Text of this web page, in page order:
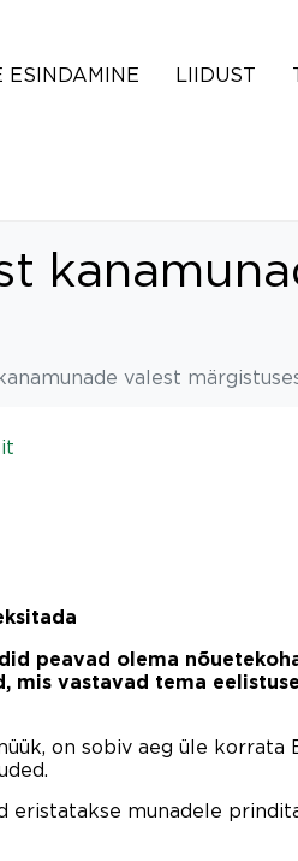
ESINDAMINE LIIDUST
valest
peavad olema
vastavad tema
on sobiv aeg üle korrata
munadele